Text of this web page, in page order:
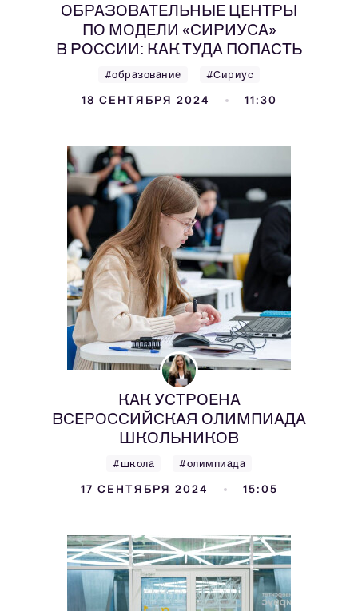
ОБРАЗОВАТЕЛЬНЫЕ ЦЕНТРЫ
ПО МОДЕЛИ «СИРИУСА»
В РОССИИ: КАК ТУДА ПОПАСТЬ
#образование #Сириус
18 СЕНТЯБРЯ 2024 11:30
КАК УСТРОЕНА
ВСЕРОССИЙСКАЯ ОЛИМПИАДА
ШКОЛЬНИКОВ
#школа #олимпиада
17 СЕНТЯБРЯ 2024 15:05